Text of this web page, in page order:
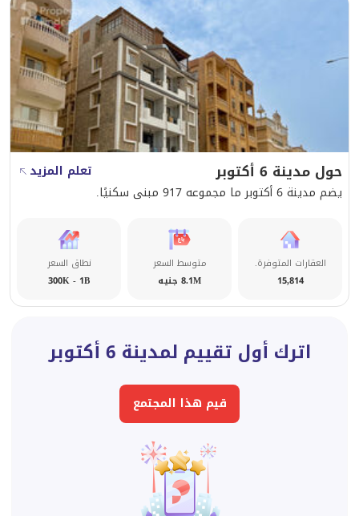
حول مدينة 6 أكتوبر
تعلم المزيد
يضم مدينة 6 أكتوبر ما مجموعه 917 مبنى سكنيًا.
العقارات المتوفرة.
15,814
متوسط السعر
8.1M جنيه
نطاق السعر
300K - 1B
اترك أول تقييم لمدينة 6 أكتوبر
قيم هذا المجتمع